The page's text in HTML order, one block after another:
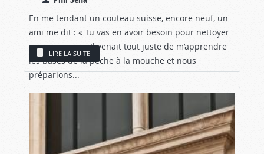
En me tendant un couteau suisse, encore neuf, un
ami me dit : « Tu vas en avoir besoin pour nettoyer
ces poissons. » Il venait tout juste de m’apprendre
les bases de la pêche à la mouche et nous
préparions...
LIRE LA SUITE